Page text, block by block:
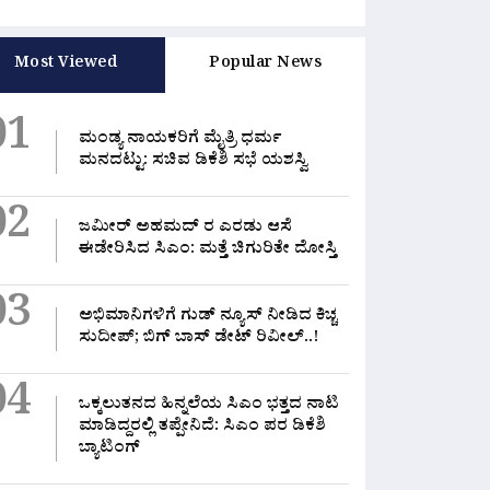
ಒಂದೇ ತಂಡ, ಸಿದ್ದರಾಮಯ್ಯ
ಯಾವುದೇ
ಸಿಎಂ ಡಿಕೆಶಿ
2026 0 Likes
ನನಗೂ ನೋವಾಗಿರಲಿಲ್ಲವೇ?”:
ಅಸಮಾಧಾನಿತ ಶಾಸಕರಿಗೆ ಹಳೇ
ಇತಿಹಾಸ ನೆನಪಿಸಿದ ಸಿಎಂ
August 4, 2026 0 Likes
Most Viewed Popular News
ಮಂಡ್ಯ ನಾಯಕರಿಗೆ ಮೈತ್ರಿ ಧರ್ಮ
ಮನದಟ್ಟು: ಸಚಿವ ಡಿಕೆಶಿ ಸಭೆ ಯಶಸ್ವಿ
ಜಮೀರ್ ಅಹಮದ್ ರ ಎರಡು ಆಸೆ
ಈಡೇರಿಸಿದ ಸಿಎಂ: ಮತ್ತೆ ಚಿಗುರಿತೇ ದೋಸ್ತಿ
ಅಭಿಮಾನಿಗಳಿಗೆ ಗುಡ್ ನ್ಯೂಸ್ ನೀಡಿದ ಕಿಚ್ಚ
ಸುದೀಪ್; ಬಿಗ್ ಬಾಸ್ ಡೇಟ್ ರಿವೀಲ್..!
ಒಕ್ಕಲುತನದ ಹಿನ್ನಲೆಯ ಸಿಎಂ ಭತ್ತದ ನಾಟಿ
ಮಾಡಿದ್ದರಲ್ಲಿ‌ ತಪ್ಪೇನಿದೆ: ಸಿಎಂ ಪರ ಡಿಕೆಶಿ
ಬ್ಯಾಟಿಂಗ್